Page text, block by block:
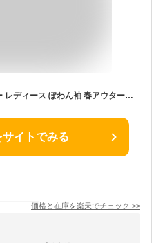
【楽天1位】マウンテンパーカー レディース ぽわん袖 春アウター 春 秋 薄手 アウター 軽量 フード付き ブルゾン 大人 ショート丈 ジャケット 撥水 ライトアウター かわいい 大きいサイズ 20代 30代 40代 50代
イトでみる
価格と在庫を楽天でチェック >>